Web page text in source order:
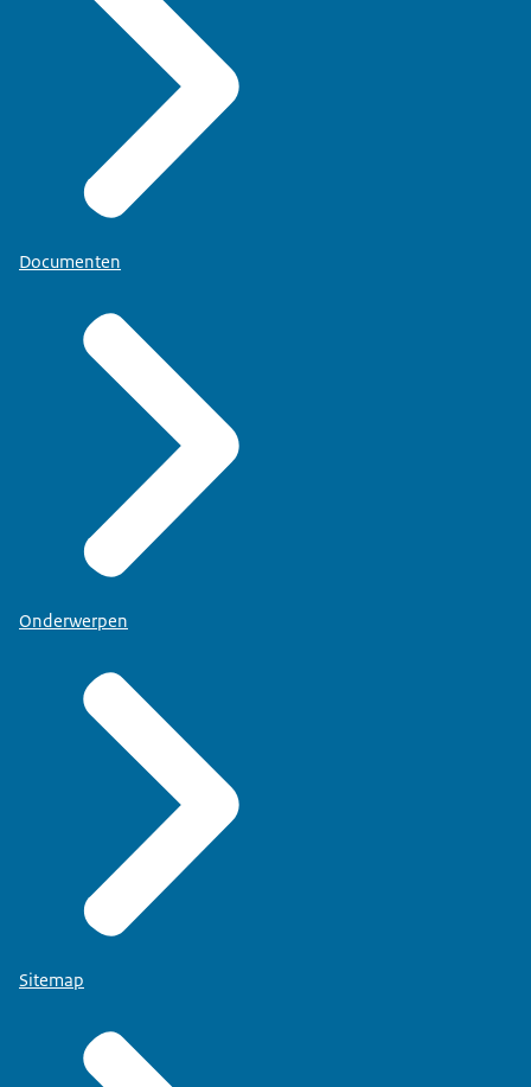
Documenten
Onderwerpen
Sitemap